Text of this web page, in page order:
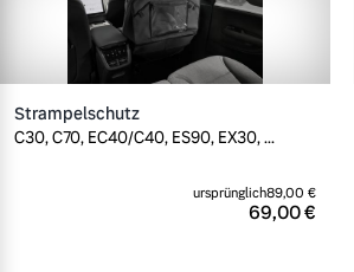
Strampelschutz
C30, C70, EC40/C40, ES90, EX30, ...
69,00 €
ursprünglich89,00 €